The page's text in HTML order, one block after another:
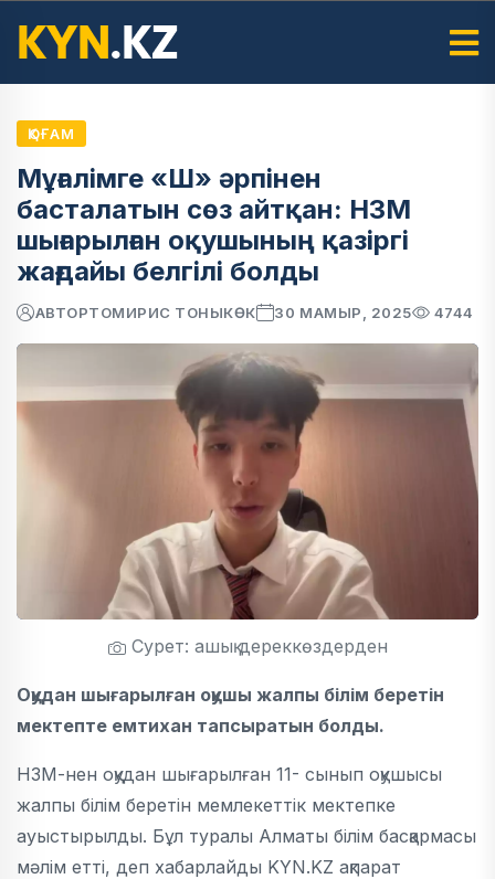
ҚОҒАМ
Мұғалімге «Ш» әрпінен
басталатын сөз айтқан: НЗМ
шығарылған оқушының қазіргі
жағдайы белгілі болды
АВТОРТОМИРИС ТОНЫКӨК 30 МАМЫР, 2025 4744
Сурет: ашық дереккөздерден
Оқудан шығарылған оқушы жалпы білім беретін
мектепте емтихан тапсыратын болды.
НЗМ-нен оқудан шығарылған 11- сынып оқушысы
жалпы білім беретін мемлекеттік мектепке
ауыстырылды. Бұл туралы Алматы білім басқармасы
мәлім етті, деп хабарлайды KYN.KZ ақпарат